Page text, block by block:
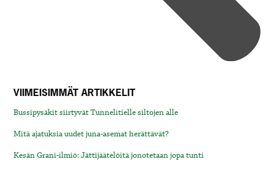
VIIMEISIMMÄT ARTIKKELIT
Bussipysäkit siirtyvät Tunnelitielle siltojen alle
Mitä ajatuksia uudet juna-asemat herättävät?
Kesän Grani-ilmiö: Jättijäätelöitä jonotetaan jopa tunti